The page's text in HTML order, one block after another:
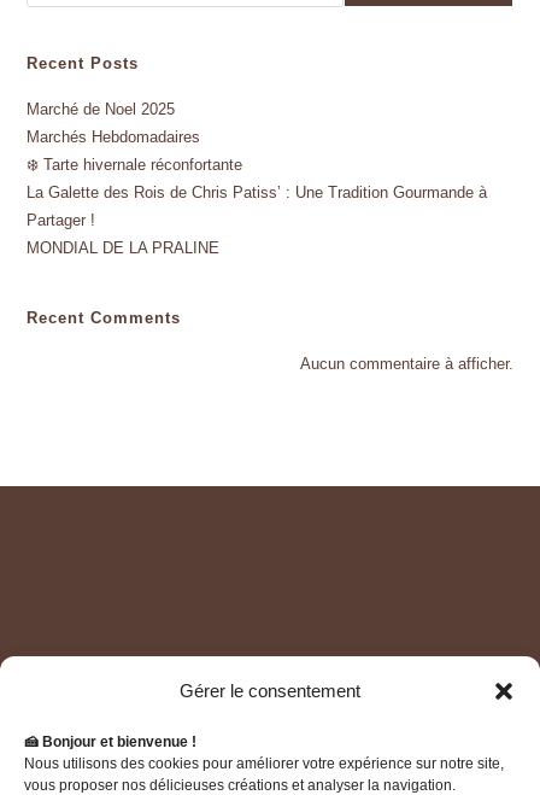
Gérer le consentement
🍰 Bonjour et bienvenue !
Nous utilisons des cookies pour améliorer votre expérience sur notre site,
vous proposer nos délicieuses créations et analyser la navigation.
Recent Posts
Marché de Noel 2025
Marchés Hebdomadaires
❄️ Tarte hivernale réconfortante
La Galette des Rois de Chris Patiss’ : Une Tradition Gourmande à
Partager !
MONDIAL DE LA PRALINE
Recent Comments
Aucun commentaire à afficher.
Home – Accueil A Propos Galerie